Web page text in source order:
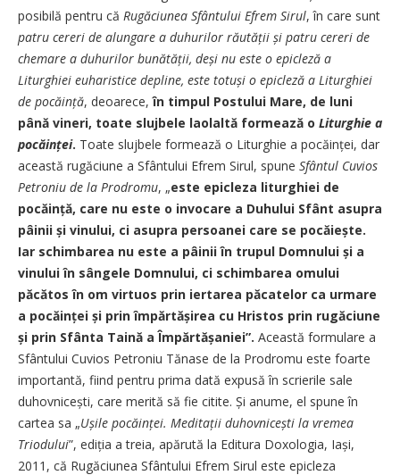
posibilă pentru că Rugăciunea Sfântului Efrem Sirul, în care sunt
patru cereri de alungare a duhurilor răutății și patru cereri de
chemare a duhurilor bunătății, deși nu este o epicleză a
Liturghiei euharistice depline, este totuși o epicleză a Liturghiei
de pocăință, deoarece,în timpul Postului Mare, de luni
până vineri, toate slujbele laolaltă formează o Liturghie a
pocăinței. Toate slujbele formează o Liturghie a pocăinței, dar
această rugăciune a Sfântului Efrem Sirul, spune Sfântul Cuvios
Petroniu de la Prodromu, „este epicleza liturghiei de
pocăință, care nu este o invocare a Duhului Sfânt asupra
pâinii și vinului, ci asupra persoanei care se pocăiește.
Iar schimbarea nu este a pâinii în trupul Domnului și a
vinului în sângele Domnului, ci schimbarea omului
păcătos în om virtuos prin iertarea păcatelor ca urmare
a pocăinței și prin împărtășirea cu Hristos prin rugăciune
și prin Sfânta Taină a Împărtășaniei”. Această formulare a
Sfântului Cuvios Petroniu Tănase de la Prodromu este foarte
importantă, fiind pentru prima dată expusă în scrierile sale
duhovnicești, care merită să fie citite. Și anume, el spune în
cartea sa „Ușile pocăinței. Meditații duhovnicești la vremea
Triodului”, ediția a treia, apărută la Editura Doxologia, Iași,
2011, că Rugăciunea Sfântului Efrem Sirul este epicleza